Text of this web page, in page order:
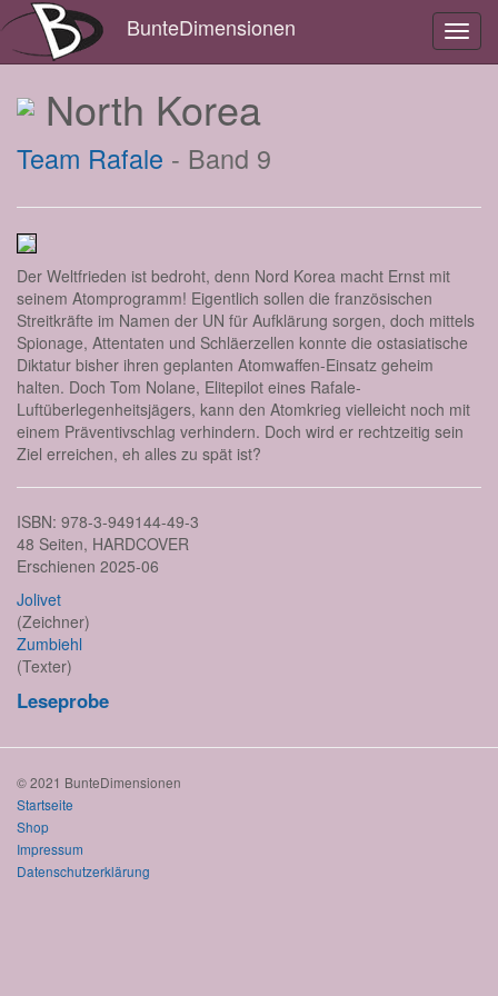
BunteDimensionen
North Korea
Team Rafale - Band 9
Der Weltfrieden ist bedroht, denn Nord Korea macht Ernst mit
seinem Atomprogramm! Eigentlich sollen die französischen
Streitkräfte im Namen der UN für Aufklärung sorgen, doch mittels
Spionage, Attentaten und Schläerzellen konnte die ostasiatische
Diktatur bisher ihren geplanten Atomwaffen-Einsatz geheim
halten. Doch Tom Nolane, Elitepilot eines Rafale-
Luftüberlegenheitsjägers, kann den Atomkrieg vielleicht noch mit
einem Präventivschlag verhindern. Doch wird er rechtzeitig sein
Ziel erreichen, eh alles zu spät ist?
ISBN: 978-3-949144-49-3
48 Seiten, HARDCOVER
Erschienen 2025-06
Jolivet
(Zeichner)
Zumbiehl
(Texter)
Leseprobe
© 2021 BunteDimensionen
Startseite
Shop
Impressum
Datenschutzerklärung